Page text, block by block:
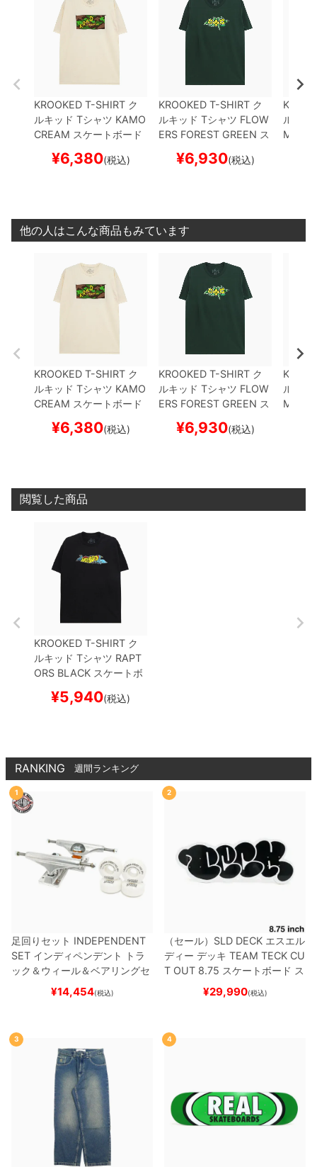
KROOKED T-SHIRT ク
ルキッド Tシャツ KAMO
CREAM スケートボード
¥6,380(税込)
KROOKED T-SHIRT ク
ルキッド Tシャツ FLOW
ERS FOREST GREEN ス
¥6,930(税込)
ルキッ
MASK
他の人はこんな商品もみています
KROOKED T-SHIRT ク
ルキッド Tシャツ KAMO
CREAM スケートボード
¥6,380(税込)
KROOKED T-SHIRT ク
ルキッド Tシャツ FLOW
ERS FOREST GREEN ス
¥6,930(税込)
ルキッ
MASK
閲覧した商品
KROOKED T-SHIRT ク
ルキッド Tシャツ RAPT
ORS BLACK スケートボ
¥5,940(税込)
RANKING 週間ランキング
1
足回りセット INDEPENDENT
SET インディペンデント
トラ
ック＆ウィール＆ベアリングセ
（トリック用）
ード スケボー
¥14,454(税込)
2
（セール） SLD DECK エスエル
ディー デッキ TEAM TECK CU
T OUT 8.75 スケートボード ス
¥29,990(税込)
3 4